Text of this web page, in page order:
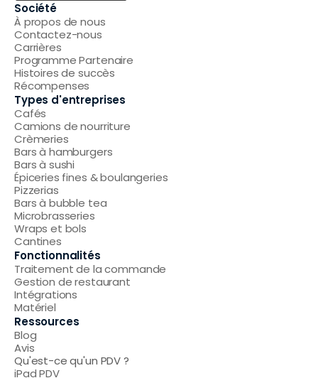
Société
À propos de nous
Contactez-nous
Carrières
Programme Partenaire
Histoires de succès
Récompenses
Types d'entreprises
Cafés
Camions de nourriture
Crèmeries
Bars à hamburgers
Bars à sushi
Épiceries fines & boulangeries
Pizzerias
Bars à bubble tea
Microbrasseries
Wraps et bols
Cantines
Fonctionnalités
Traitement de la commande
Gestion de restaurant
Intégrations
Matériel
Ressources
Blog
Avis
Qu'est-ce qu'un PDV ?
iPad PDV